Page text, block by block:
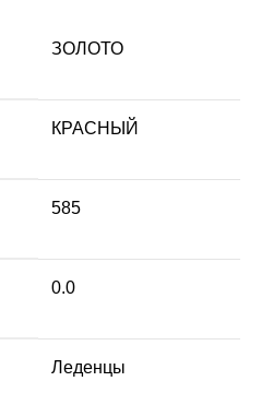
ЗОЛОТО
КРАСНЫЙ
585
0.0
Леденцы